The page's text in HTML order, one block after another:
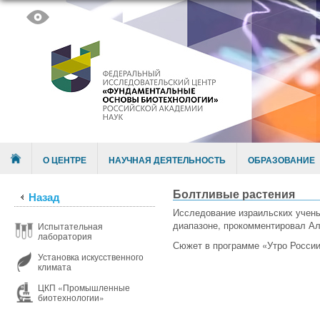
Menu О ЦЕНТРЕ НАУЧНАЯ ДЕЯТЕЛЬНОСТЬ ОБРАЗОВАНИЕ
Назад
Испытательная
лаборатория
Установка искусственного
климата
ЦКП «Промышленные
биотехнологии»
Болтливые растения
Исследование израильских
диапазоне, прокомментировал
Сюжет в программе «Утро